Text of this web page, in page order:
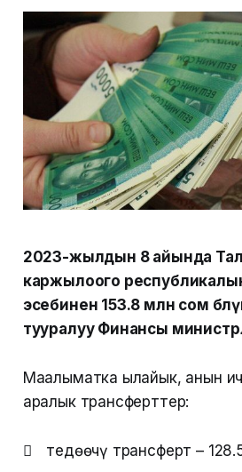
2023-жылдын 8 айында
каржылоого
эсебинен 153.8 млн сом
тууралуу Финансы
Маалыматка ылайык, анын
аралык трансферттер:
 теңдөөчү трансферт –